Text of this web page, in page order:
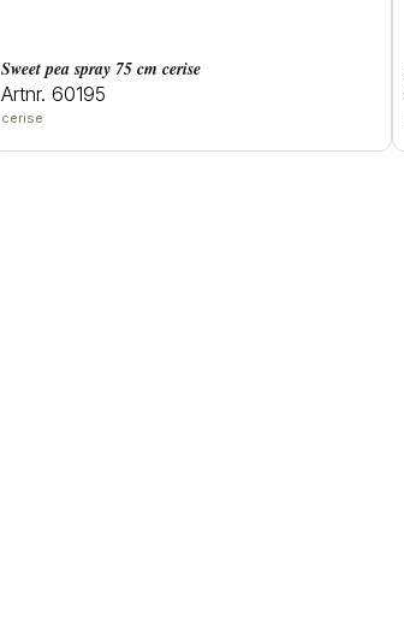
sweet pea spray 75 cm cerise
Artnr. 60195
cerise